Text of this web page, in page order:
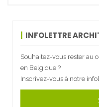
INFOLETTRE
Souhaitez-vous rester au
en Belgique ?
Inscrivez-vous à notre